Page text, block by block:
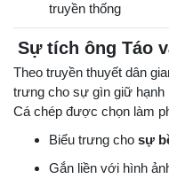
truyền thống
Sự tích ông Táo
Theo truyền thuyết dân
trưng cho sự gìn giữ hạnh
Cá chép được chọn làm
Biểu trưng cho sự
Gắn liền với hình